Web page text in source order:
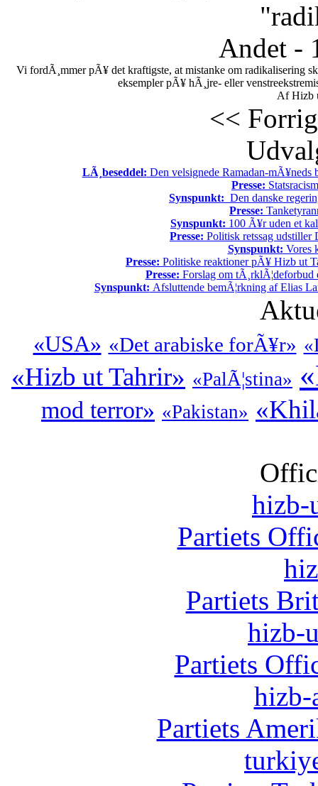
Andet -
Vi fordÃ¸mmer pÃ¥ det kraftigste, at mistanke om radikalisering
eksempler pÃ¥ hÃ¸jre- eller
Af Hizb
<<
LÃ¸beseddel: Den velsignede Ramadan-mÃ¥neds
Presse:
Synspunkt: Den danske
Presse:
Synspunkt: 100 Ã¥r uden et
Presse: Politisk retssag udstiller
Synspunkt: Vores
Presse: Politiske reaktioner pÃ¥ Hizb ut
Presse: Forslag om tÃ¸rklÃ¦deforbud
Synspunkt: Afsluttende bemÃ¦rkning af Elias
«USA» «Det arabiske forÃ¥r»
«Hizb ut Tahrir» «PalÃ¦stina»
mod terror» «Pakistan»
hizb-
Partiets
Partiets
hizb-
Partiets
hizb-
Partiets